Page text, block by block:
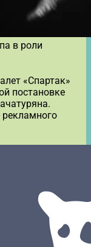
в роли
«Спартак»
постановке
рекламного